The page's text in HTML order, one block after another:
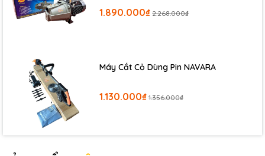
1.890.000₫ 2.268.000₫
Máy Cắt Cỏ Dùng Pin NAVARA
1.130.000₫ 1.356.000₫